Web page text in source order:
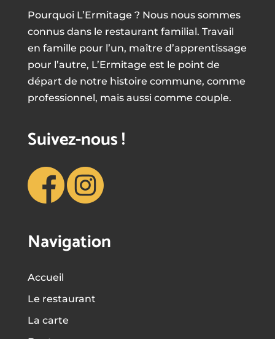
Pourquoi L’Ermitage ? Nous nous sommes
connus dans le restaurant familial. Travail
en famille pour l’un, maître d’apprentissage
pour l’autre, L’Ermitage est le point de
départ de notre histoire commune, comme
professionnel, mais aussi comme couple.
Suivez-nous !
Navigation
Accueil
Le restaurant
La carte